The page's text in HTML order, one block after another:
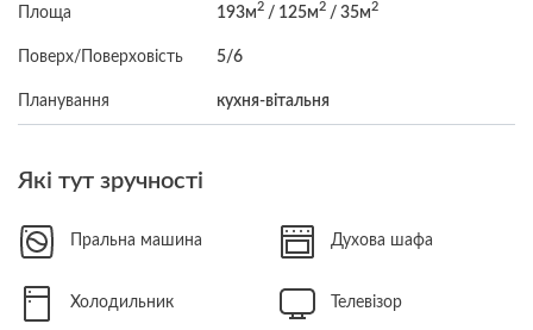
Площа 193м2 / 125м2 / 35м2
Поверх/Поверховість 5/6
Планування кухня-вітальня
Які тут зручності
Пральна машина Духова шафа
Холодильник Телевізор